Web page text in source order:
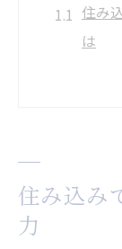
住み
は
初め
住み
住み込み
力